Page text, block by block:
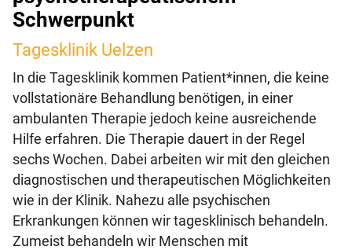
Schwerpunkt
Tagesklinik Uelzen
In die Tagesklinik kommen Patient*innen, die keine
vollstationäre Behandlung benötigen, in einer
ambulanten Therapie jedoch keine ausreichende
Hilfe erfahren. Die Therapie dauert in der Regel
sechs Wochen. Dabei arbeiten wir mit den gleichen
diagnostischen und therapeutischen Möglichkeiten
wie in der Klinik. Nahezu alle psychischen
Erkrankungen können wir tagesklinisch behandeln.
Zumeist behandeln wir Menschen mit